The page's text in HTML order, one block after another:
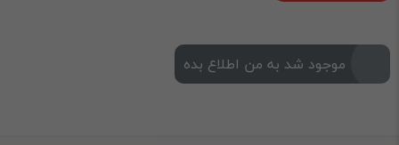
موجود شد به من اطلاع بده